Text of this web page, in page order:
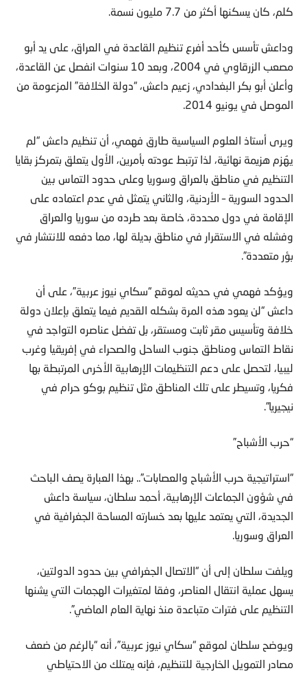
كلم، كان يسكنها أكثر من 7.7 مليون نسمة.
وداعش تأسس كأحد أفرع تنظيم القاعدة في العراق، على يد أبو
مصعب الزرقاوي في 2004، وبعد 10 سنوات انفصل عن القاعدة،
وأعلن أبو بكر البغدادي، زعيم داعش، “دولة الخلافة” المزعومة من
الموصل في يونيو 2014.
ويرى أستاذ العلوم السياسية طارق فهمي، أن تنظيم داعش “لم
يهُزم هزيمة نهائية، لذا ترتبط عودته بأمرين، الأول يتعلق بتمركز بقايا
التنظيم في مناطق بالعراق وسوريا وعلى حدود التماس بين
الحدود السورية – الأردنية، والثاني يتمثل في عدم اعتماده على
الإقامة في دول محددة، خاصة بعد طرده من سوريا والعراق
وفشله في الاستقرار في مناطق بديلة لها، مما دفعه للانتشار في
بؤر متعددة”.
ويؤكد فهمي في حديثه لموقع “سكاي نيوز عربية”، على أن
داعش “لن يعود هذه المرة بشكله القديم فيما يتعلق بإعلان دولة
خلافة وتأسيس مقر ثابت ومستقر، بل تفضل عناصره التواجد في
نقاط التماس ومناطق جنوب الساحل والصحراء في إفريقيا وغرب
ليبيا، لتحصل على دعم التنظيمات الإرهابية الأخرى المرتبطة بها
فكريا، وتسيطر على تلك المناطق مثل تنظيم بوكو حرام في
نيجيريا”.
“حرب الأشباح”
“استراتيجية حرب الأشباح والعصابات”.. بهذا العبارة يصف الباحث
في شؤون الجماعات الإرهابية، أحمد سلطان، سياسة داعش
الجديدة، التي يعتمد عليها بعد خسارته المساحة الجغرافية في
العراق وسوريا.
ويلفت سلطان إلى أن “الاتصال الجغرافي بين حدود الدولتين،
يسهل عملية انتقال العناصر، وفقا لمتغيرات الهجمات التي يشنها
التنظيم على فترات متباعدة منذ نهاية العام الماضي”.
ويوضح سلطان لموقع “سكاي نيوز عربية”، أنه “بالرغم من ضعف
مصادر التمويل الخارجية للتنظيم، فإنه يمتلك من الاحتياطي